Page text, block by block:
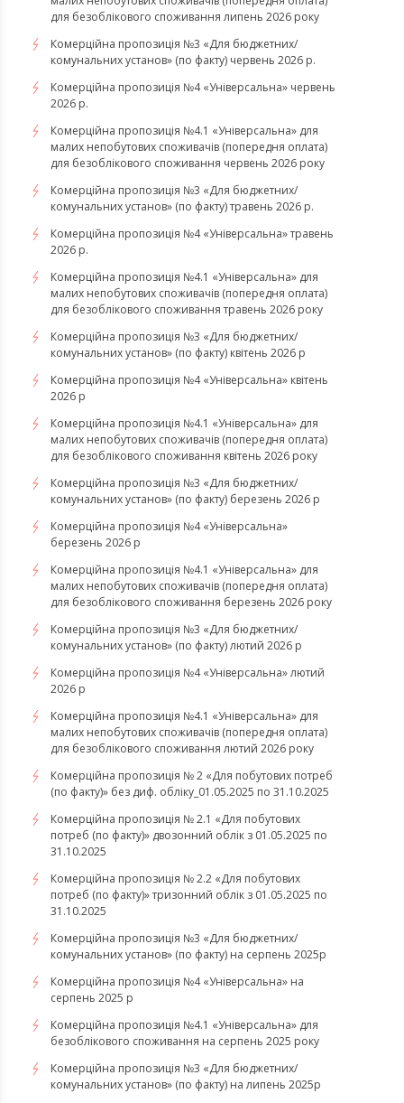
для безоблікового споживання липень 2026 року
Комерційна пропозиція №3 «Для бюджетних/
комунальних установ» (по факту) червень 2026 р.
Комерційна пропозиція №4 «Універсальна» червень
2026 р.
Комерційна пропозиція №4.1 «Універсальна» для
малих непобутових споживачів (попередня оплата)
для безоблікового споживання червень 2026 року
Комерційна пропозиція №3 «Для бюджетних/
комунальних установ» (по факту) травень 2026 р.
Комерційна пропозиція №4 «Універсальна» травень
2026 р.
Комерційна пропозиція №4.1 «Універсальна» для
малих непобутових споживачів (попередня оплата)
для безоблікового споживання травень 2026 року
Комерційна пропозиція №3 «Для бюджетних/
комунальних установ» (по факту) квітень 2026 р
Комерційна пропозиція №4 «Універсальна» квітень
2026 р
Комерційна пропозиція №4.1 «Універсальна» для
малих непобутових споживачів (попередня оплата)
для безоблікового споживання квітень 2026 року
Комерційна пропозиція №3 «Для бюджетних/
комунальних установ» (по факту) березень 2026 р
Комерційна пропозиція №4 «Універсальна»
березень 2026 р
Комерційна пропозиція №4.1 «Універсальна» для
малих непобутових споживачів (попередня оплата)
для безоблікового споживання березень 2026 року
Комерційна пропозиція №3 «Для бюджетних/
комунальних установ» (по факту) лютий 2026 р
Комерційна пропозиція №4 «Універсальна» лютий
2026 р
Комерційна пропозиція №4.1 «Універсальна» для
малих непобутових споживачів (попередня оплата)
для безоблікового споживання лютий 2026 року
Комерційна пропозиція № 2 «Для побутових потреб
(по факту)» без диф. обліку_01.05.2025 по 31.10.2025
Комерційна пропозиція № 2.1 «Для побутових
потреб (по факту)» двозонний облік з 01.05.2025 по
31.10.2025
Комерційна пропозиція № 2.2 «Для побутових
потреб (по факту)» тризонний облік з 01.05.2025 по
31.10.2025
Комерційна пропозиція №3 «Для бюджетних/
комунальних установ» (по факту) на серпень 2025р
Комерційна пропозиція №4 «Універсальна» на
серпень 2025 р
Комерційна пропозиція №4.1 «Універсальна» для
безоблікового споживання на серпень 2025 року
Комерційна пропозиція №3 «Для бюджетних/
комунальних установ» (по факту) на липень 2025р